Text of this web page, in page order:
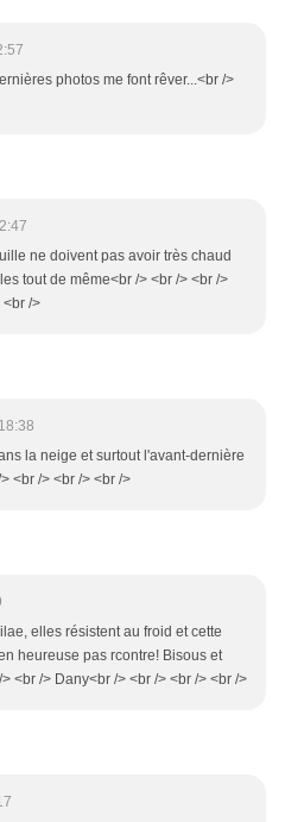
photos me font rêver...<br />
ne doivent pas avoir très chaud
tout de même<br /> <br /> <br />
<br />
la neige et surtout l'avant-dernière
<br /> <br /> <br />
elles résistent au froid et cette
heureuse pas rcontre! Bisous et
<br /> Dany<br /> <br /> <br /> <br />